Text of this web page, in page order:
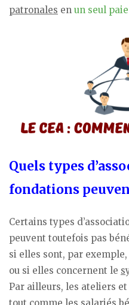
patronales en un seul
Quels types
fondations
Certains types
peuvent toutefois pas
si elles sont, par exemple,
ou si elles concernent le
Par ailleurs, les ateliers
tout comme les salariés